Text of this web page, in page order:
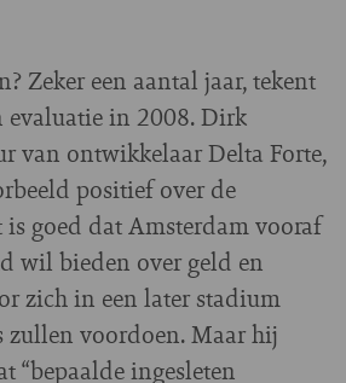
Zeker een aantal jaar, tekent
in 2008. Dirk
van ontwikkelaar Delta Forte,
positief over de
goed dat Amsterdam vooraf
wil bieden over geld en
zich in een later stadium
zullen voordoen. Maar hij
“bepaalde ingesleten